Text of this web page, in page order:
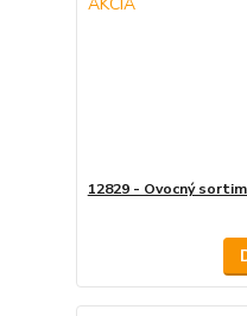
12829 - Ovocný